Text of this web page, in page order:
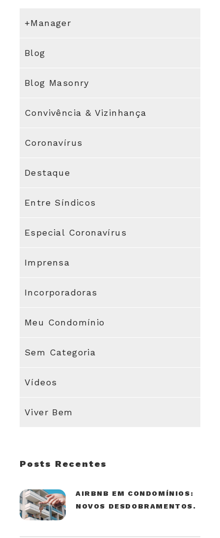
+Manager
Blog
Blog Masonry
Convivência & Vizinhança
Coronavírus
Destaque
Entre Síndicos
Especial Coronavírus
Imprensa
Incorporadoras
Meu Condomínio
Sem Categoria
Vídeos
Viver Bem
Posts Recentes
AIRBNB EM CONDOMÍNIOS:
NOVOS DESDOBRAMENTOS.